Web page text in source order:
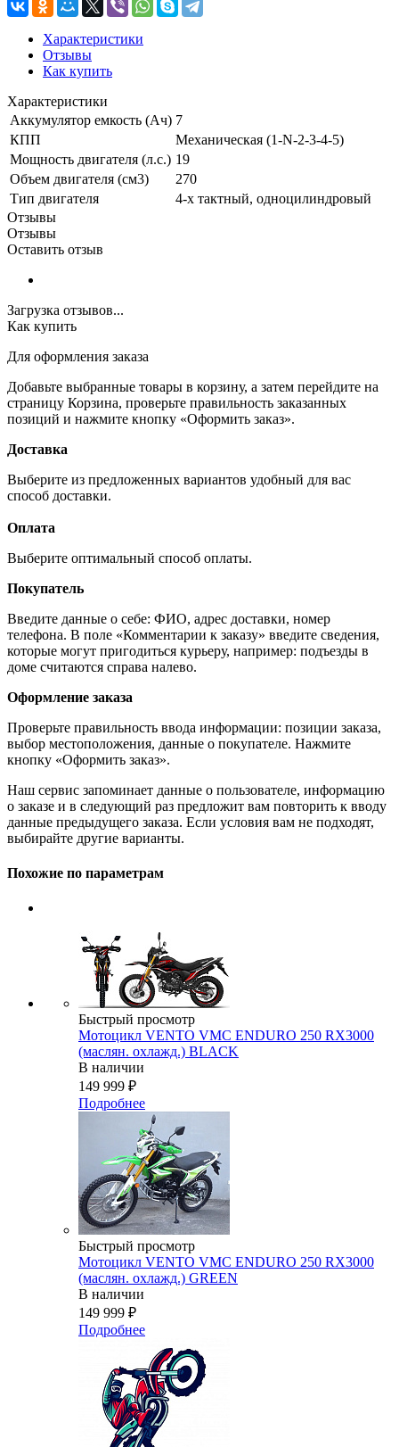
Характеристики
Отзывы
Как купить
Характеристики
Аккумулятор емкость (Ач) 7
КПП
Механическая (1-N-2-3-4-5)
Мощность двигателя (л.с.) 19
Объем двигателя (см3)
270
Тип двигателя
4-х тактный, одноцилиндровый
Отзывы
Отзывы
Оставить отзыв
Загрузка отзывов...
Как купить
Для оформления заказа
Добавьте выбранные товары в корзину, а затем перейдите на
страницу Корзина, проверьте правильность заказанных
позиций и нажмите кнопку «Оформить заказ».
Доставка
Выберите из предложенных вариантов удобный для вас
способ доставки.
Оплата
Выберите оптимальный способ оплаты.
Покупатель
Введите данные о себе: ФИО, адрес доставки, номер
телефона. В поле «Комментарии к заказу» введите сведения,
которые могут пригодиться курьеру, например: подъезды в
доме считаются справа налево.
Оформление заказа
Проверьте правильность ввода информации: позиции заказа,
выбор местоположения, данные о покупателе. Нажмите
кнопку «Оформить заказ».
Наш сервис запоминает данные о пользователе, информацию
о заказе и в следующий раз предложит вам повторить к вводу
данные предыдущего заказа. Если условия вам не подходят,
выбирайте другие варианты.
Похожие по параметрам
Быстрый просмотр
Мотоцикл VENTO VMC ENDURO 250 RX3000
(маслян. охлажд.) BLACK
В наличии
149 999 ₽
Подробнее
Быстрый просмотр
Мотоцикл VENTO VMC ENDURO 250 RX3000
(маслян. охлажд.) GREEN
В наличии
149 999 ₽
Подробнее